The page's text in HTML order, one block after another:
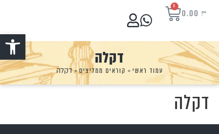
פתח סרגל
0.00 ₪
0
דקלה
עמוד ראשי » קוראים ממליצים»דקלה
דקלה